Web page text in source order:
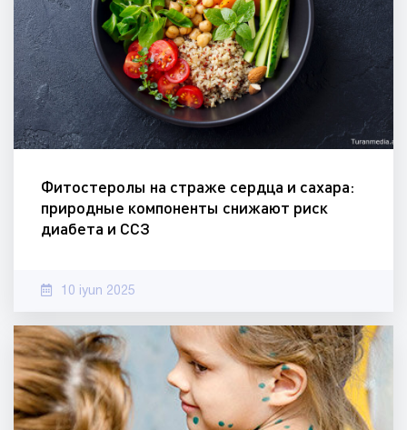
Фитостеролы на страже сердца и сахара:
природные компоненты снижают риск
диабета и ССЗ
10 iyun 2025